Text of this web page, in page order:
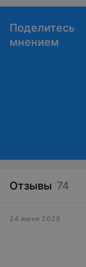
Поделитесь
мнением
Отзывы 74
24 июня 2026